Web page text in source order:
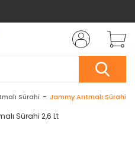
Sürahi Jammy Arıtmalı Sürahi